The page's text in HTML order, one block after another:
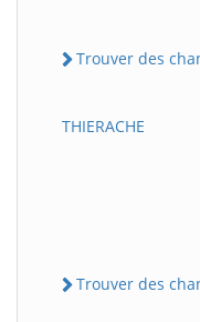
Trouver des
THIERACHE
Trouver des